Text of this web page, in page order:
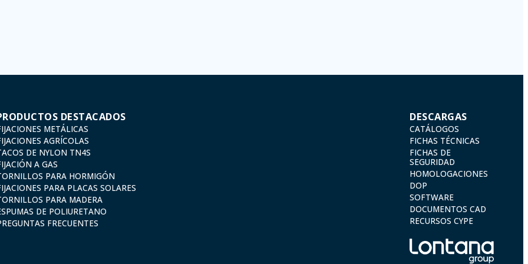
de protección de datos, como pueden ser los relativos a salud, pues los mismos no viajan cifrados o encriptados. De modo que si VD, los envía será de su exclusiva
rectificar, oponerse, cancelarlos, limitar su tratamiento o solicitar su portabilidad con arreglo a lo previsto en el Reglamento General de Protección de Datos (RGPD) de
DESTACADOS
METÁLICAS
AGRÍCOLAS
DE NYLON TN4S
A GAS
PARA HORMIGÓN
PARA PLACAS SOLARES
PARA MADERA
DE POLIURETANO
FRECUENTES
DESCARGAS
CATÁLOGOS
FICHAS TÉCNICAS
FICHAS DE
SEGURIDAD
HOMOLOGACIONES
DOP
SOFTWARE
DOCUMENTOS CAD
RECURSOS CYPE